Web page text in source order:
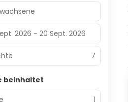
2026 - 20 Sept. 2026
7
beinhaltet
1